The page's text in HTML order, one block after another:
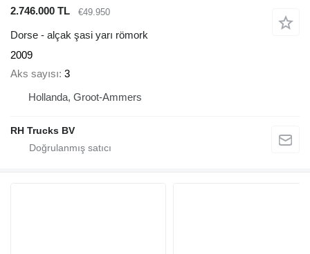
2.746.000 TL €49.950
Dorse - alçak şasi yarı römork
2009
Aks sayısı 3
Hollanda, Groot-Ammers
RH Trucks BV